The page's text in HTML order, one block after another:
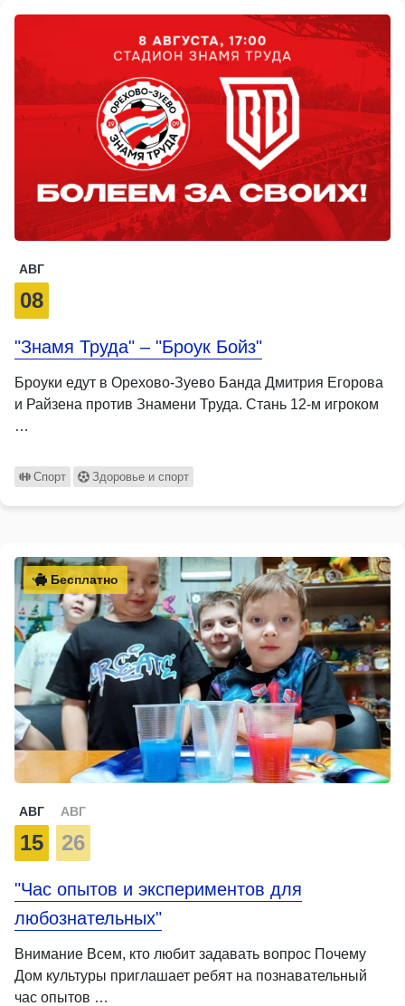
АВГ
08
"Знамя Труда" – "Броук Бойз"
Броуки едут в Орехово-Зуево Банда Дмитрия Егорова
и Райзена против Знамени Труда. Стань 12-м игроком
…
Спорт Здоровье и спорт
Бесплатно
АВГ
15
АВГ
26
"Час опытов и экспериментов для
любознательных"
Внимание Всем, кто любит задавать вопрос Почему
Дом культуры приглашает ребят на познавательный
час опытов …